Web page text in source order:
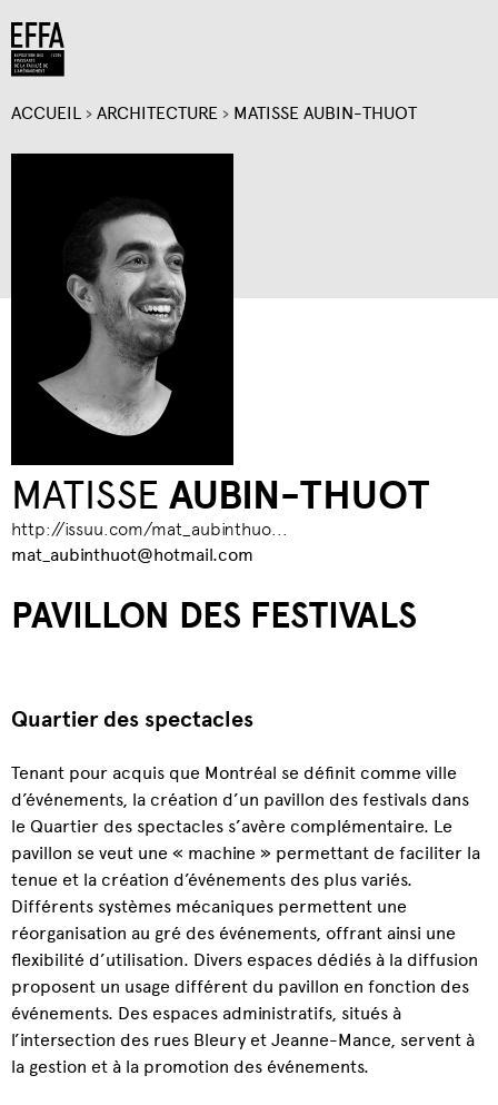
VOUS
ÊTES
ACCUEIL ›ARCHITECTURE › MATISSE AUBIN-THUOT
MATISSE AUBIN-THUOT
http://issuu.com/mat_aubinthuo...
mat_aubinthuot@hotmail.com
PAVILLON DES FESTIVALS
Quartier des spectacles
Tenant pour acquis que Montréal se définit comme ville
d’événements, la création d’un pavillon des festivals dans
le Quartier des spectacles s’avère complémentaire. Le
pavillon se veut une « machine » permettant de faciliter la
tenue et la création d’événements des plus variés.
Différents systèmes mécaniques permettent une
réorganisation au gré des événements, offrant ainsi une
flexibilité d’utilisation. Divers espaces dédiés à la diffusion
proposent un usage différent du pavillon en fonction des
événements. Des espaces administratifs, situés à
l’intersection des rues Bleury et Jeanne-Mance, servent à
la gestion et à la promotion des événements.